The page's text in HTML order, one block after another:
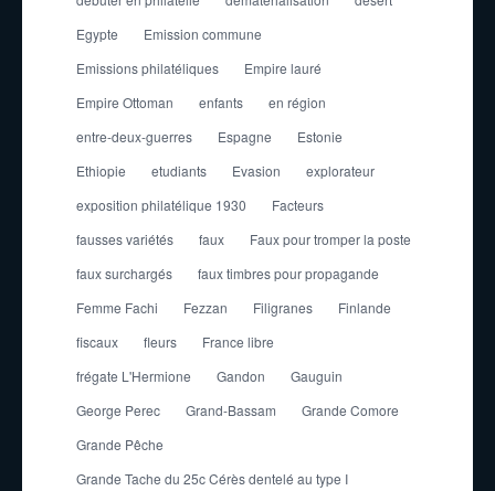
Egypte
Emission commune
Emissions philatéliques
Empire lauré
Empire Ottoman
enfants
en région
entre-deux-guerres
Espagne
Estonie
Ethiopie
etudiants Evasion
explorateur
exposition philatélique 1930
Facteurs
fausses variétés
faux
Faux pour tromper la poste
faux surchargés
faux timbres pour propagande
Femme Fachi
Fezzan Filigranes
Finlande
fiscaux
fleurs
France libre
frégate L'Hermione
Gandon
Gauguin
George Perec
Grand-Bassam
Grande Comore
Grande Pêche
Grande Tache du 25c Cérès dentelé au type I